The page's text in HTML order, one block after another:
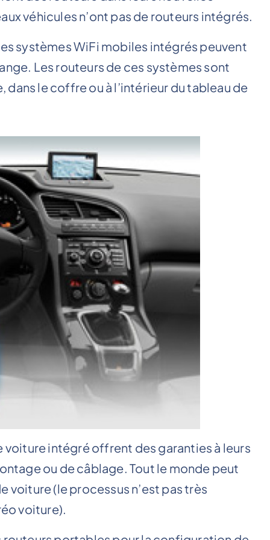
véhicules n’ont pas de routeurs intégrés.
systèmes WiFi mobiles intégrés peuvent
Les routeurs de ces systèmes sont
le coffre ou à l’intérieur du tableau de
intégré offrent des garanties à leurs
ou de câblage. Tout le monde peut
voiture (le processus n’est pas très
voiture).